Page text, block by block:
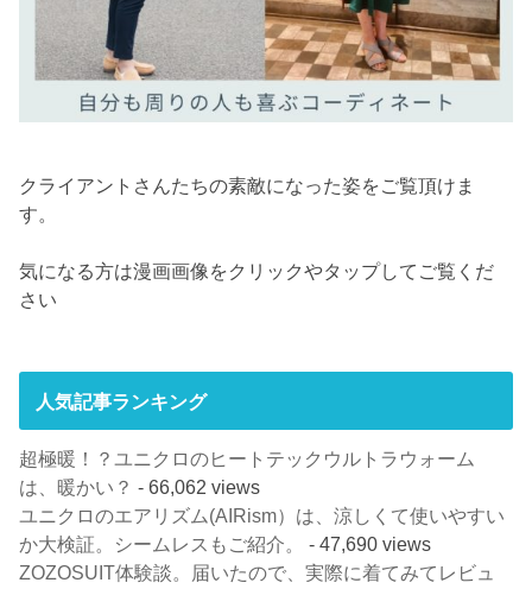
クライアントさんたちの素敵になった姿をご覧頂けま
す。
気になる方は漫画画像をクリックやタップしてご覧くだ
さい
人気記事ランキング
超極暖！？ユニクロのヒートテックウルトラウォーム
は、暖かい？ - 66,062 views
ユニクロのエアリズム(AIRism）は、涼しくて使いやすい
か大検証。シームレスもご紹介。
- 47,690 views
ZOZOSUIT体験談。届いたので、実際に着てみてレビュ